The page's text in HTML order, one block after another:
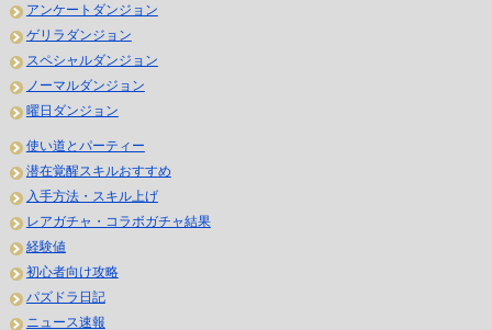
アンケートダンジョン
ゲリラダンジョン
スペシャルダンジョン
ノーマルダンジョン
曜日ダンジョン
使い道とパーティー
潜在覚醒スキルおすすめ
入手方法・スキル上げ
レアガチャ・コラボガチャ結果
経験値
初心者向け攻略
パズドラ日記
ニュース速報